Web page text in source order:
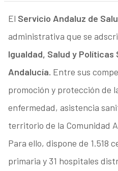
El Servicio Andaluz de
administrativa que se
Igualdad, Salud y
Andalucía. Entre sus
promoción y protección de
enfermedad, asistencia
territorio de la Comunidad
Para ello, dispone de 1.518
primaria y 31 hospitales